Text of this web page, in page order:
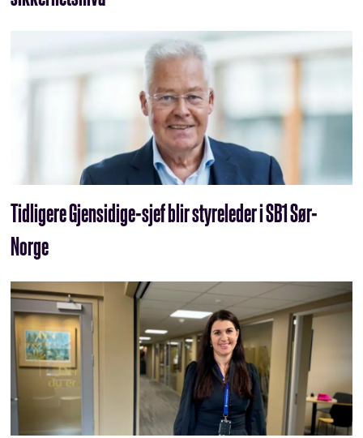
Tidligere Gjensidige-sjef blir styreleder i SB1 Sør-
Norge